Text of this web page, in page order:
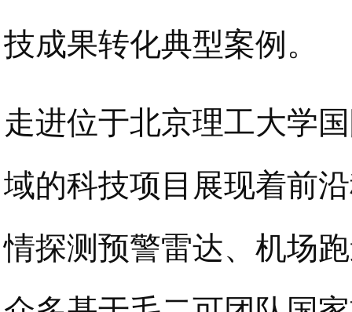
技成果转化典型案例。
走进位于北京理工大学
域的科技项目展现着前
情探测预警雷达、机场